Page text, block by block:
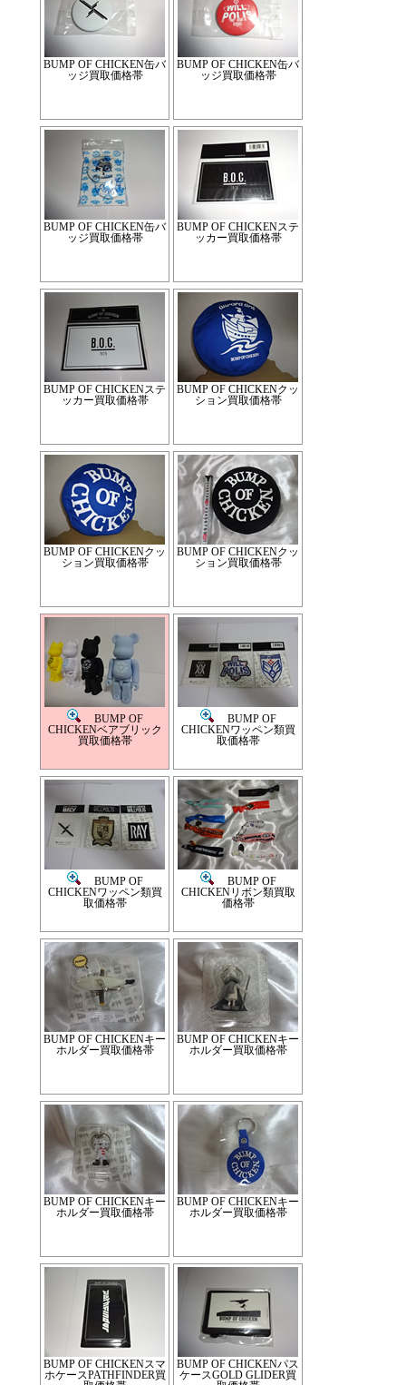
BUMP OF CHICKEN缶バ
ッジ買取価格帯
BUMP OF CHICKEN缶バ
ッジ買取価格帯
BUMP OF CHICKEN缶バ
ッジ買取価格帯
BUMP OF CHICKENステ
ッカー買取価格帯
BUMP OF CHICKENステ
ッカー買取価格帯
BUMP OF CHICKENクッ
ション買取価格帯
BUMP OF CHICKENクッ
ション買取価格帯
BUMP OF CHICKENクッ
ション買取価格帯
BUMP OF
CHICKENベアブリック
買取価格帯
BUMP OF
CHICKENワッペン類買
取価格帯
BUMP OF
CHICKENワッペン類買
取価格帯
BUMP OF
CHICKENリボン類買取
価格帯
BUMP OF CHICKENキー
ホルダー買取価格帯
BUMP OF CHICKENキー
ホルダー買取価格帯
BUMP OF CHICKENキー
ホルダー買取価格帯
BUMP OF CHICKENキー
ホルダー買取価格帯
BUMP OF CHICKENスマ
ホケースPATHFINDER買
BUMP OF CHICKENパス
ケースGOLD GLIDER買